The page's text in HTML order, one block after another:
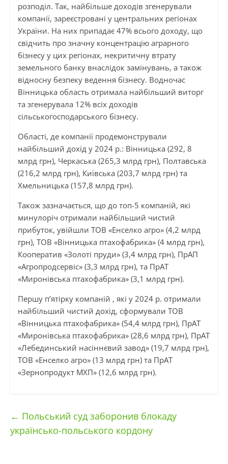
розподіл. Так, найбільше доходів згенерували
компанії, зареєстровані у центральних регіонах
України. На них припадає 47% всього доходу, що
свідчить про значну концентрацію аграрного
бізнесу у цих регіонах, некритичну втрату
земельного банку внаслідок замінувань, а також
відносну безпеку ведення бізнесу. Водночас
Вінницька область отримала найбільший виторг
та згенерувала 12% всіх доходів
сільськогосподарського бізнесу.
Області, де компанії продемонстрували
найбільший дохід у 2024 р.: Вінницька (292, 8
млрд грн), Черкаська (265,3 млрд грн), Полтавська
(216,2 млрд грн), Київська (203,7 млрд грн) та
Хмельницька (157,8 млрд грн).
Також зазначається, що до топ-5 компаній, які
минулоріч отримали найбільший чистий
прибуток, увійшли ТОВ «Енселко агро» (4,2 млрд
грн), ТОВ «Вінницька птахофабрика» (4 млрд грн),
Кооператив «Золоті пруди» (3,4 млрд грн), ПрАП
«Агропродсервіс» (3,3 млрд грн), та ПрАТ
«Миронівська птахофабрика» (3,1 млрд грн).
Першу п’ятірку компаній , які у 2024 р. отримали
найбільший чистий дохід, сформували ТОВ
«Вінницька птахофабрика» (54,4 млрд грн), ПрАТ
«Миронівська птахофабрика» (28,6 млрд грн), ПрАТ
«Лебединський насіннєвий завод» (19,7 млрд грн),
ТОВ «Енселко агро» (13 млрд грн) та ПрАТ
«Зернопродукт МХП» (12,6 млрд грн).
← Польський суд заборонив блокаду
українсько-польського кордону